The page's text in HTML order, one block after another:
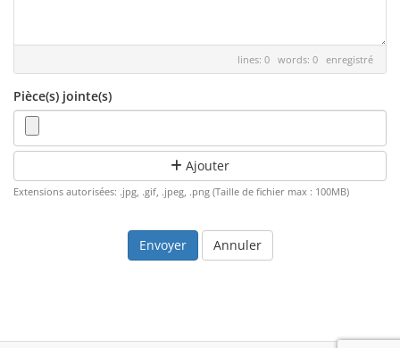
lines: 0 words: 0 enregistré
Pièce(s) jointe(s)
Ajouter
Extensions autorisées: .jpg, .gif, .jpeg, .png (Taille de fichier max : 100MB)
Annuler